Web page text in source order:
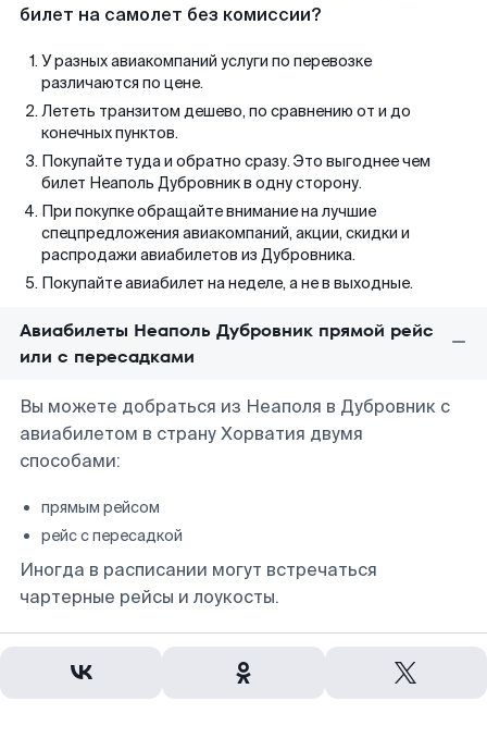
билет на самолет без комиссии?
У разных авиакомпаний услуги по перевозке
различаются по цене.
Лететь транзитом дешево, по сравнению от и до
конечных пунктов.
Покупайте туда и обратно сразу. Это выгоднее чем
билет Неаполь Дубровник в одну сторону.
При покупке обращайте внимание на лучшие
спецпредложения авиакомпаний, акции, скидки и
распродажи авиабилетов из Дубровника.
Покупайте авиабилет на неделе, а не в выходные.
Авиабилеты Неаполь Дубровник прямой рейс
или с пересадками
Вы можете добраться из Неаполя в Дубровник с
авиабилетом в страну Хорватия двумя
способами:
прямым рейсом
рейс с пересадкой
Иногда в расписании могут встречаться
чартерные рейсы и лоукосты.